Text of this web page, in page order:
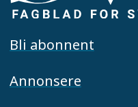
Bli abonnent
Annonsere